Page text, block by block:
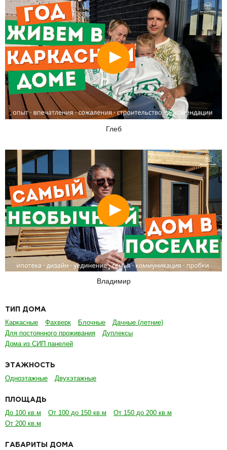
Смотреть
Глеб
Смотреть
Владимир
ТИП ДОМА
Каркасные Фахверк Блочные
Дачные (летние)
Для постоянного проживания
Дуплексы
Дома из СИП панелей
ЭТАЖНОСТЬ
Одноэтажные Двухэтажные
ПЛОЩАДЬ
До 100 кв.м От 100 до 150 кв.м
От 150 до 200 кв.м
От 200 кв.м
ГАБАРИТЫ ДОМА